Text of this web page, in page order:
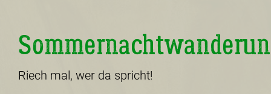
Riech mal, wer da spricht!